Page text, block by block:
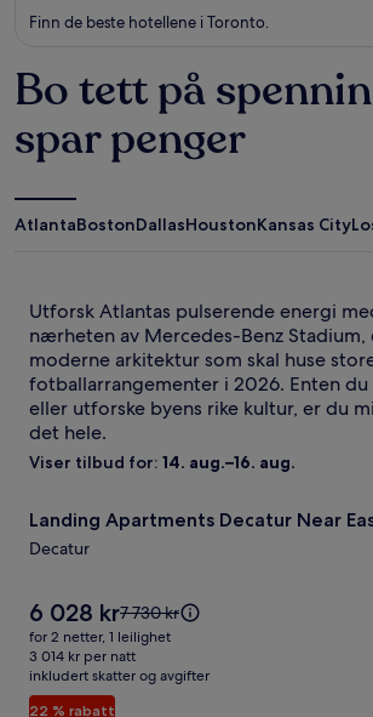
Finn de beste hotellene i Toronto.
Bo tett på
spar penger
AtlantaBostonDallasHoustonKansas City
Utforsk Atlantas pulserende energi
nærheten av Mercedes-Benz Stadium,
moderne arkitektur som skal huse
fotballarrangementer i 2026. Enten du
eller utforske byens rike kultur, er du
det hele.
Viser tilbud for: 14. aug.–16. aug.
for
Landing
Decatur
Near
East
Lake
Landing Apartments Decatur Near
Decatur
22 % rabatt
Prisen
er
6 028 kr
6 028 krPrisen
var
7 730 kr.
Se
7 730 kr
for 2 netter, 1 leilighet
3 014 kr per natt
inkludert skatter og avgifter